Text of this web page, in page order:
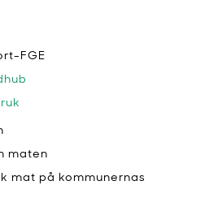
FGE
maten
mat på kommunernas